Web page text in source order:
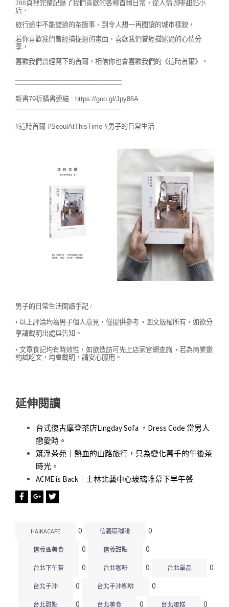
288頁裡完整記錄了我們喜歡的各種首爾日常， 從人情咖啡甜點小
店、
旅行途中不能錯過的茶飯事、到令人想一再閱讀的城市樣貌，
若你喜歡我們曾經捕捉過的畫面，喜歡我們曾經描述過的心情分
享，
喜歡我們曾經寫下的首爾，相信你也會喜歡我們的《這時首爾》。
新書79折購書連結 : https://goo.gl/Jpy86A
#這時首爾 #SeoulAtThisTime #男子的日常生活
男子的日常生活閱讀手記 /
• 以上評論均為男子個人意見，僅提供參考 • 圖文版權所有，如欲分
享請載明出處與告知。
• 文章食記均有時效性，如欲造訪可先上店家官網查詢 • 若為商業邀
約試吃文，均會載明，請安心服用。
延伸閱讀
台式復古摩登茶店Lingday Sofa ，Dress Code 當男人
戀愛時。
筑淨茶苑｜熱血的山路旅行，只為變化萬千的午後茶
時光。
ACME is Back｜士林北藝中心玻璃帷幕下早午餐
HAIKACAFE 0 信義區咖啡 0
信義區美食 0 信義甜點 0
台北下午茶 0 台北咖啡 0 台北單品 0
台北手沖 0 台北手沖咖啡 0
台北甜點 0 台北美食 0 台北蛋糕 0